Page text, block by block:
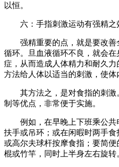
以恒。
六：手指刺激运动有强精之
强精重要的点，就是要改善
循环。旦血液循环不良，就会
症，从而造成人体精力和耐久
方法给人体以适当的刺激，使体
其方法之，是对食指的刺激
制等优点，非常便于实施。
例如，在早晚上下班乘公共
扶手或吊环；或在闲暇时两手
或高尔夫球杆按摩食指；要简
棍或竹竿，同时上半身左右旋转